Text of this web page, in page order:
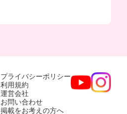
プライバシーポリシー
利用規約
運営会社
お問い合わせ
掲載をお考えの方へ